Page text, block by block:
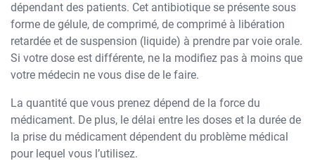
dépendant des patients. Cet antibiotique se présente sous
forme de gélule, de comprimé, de comprimé à libération
retardée et de suspension (liquide) à prendre par voie orale.
Si votre dose est différente, ne la modifiez pas à moins que
votre médecin ne vous dise de le faire.
La quantité que vous prenez dépend de la force du
médicament. De plus, le délai entre les doses et la durée de
la prise du médicament dépendent du problème médical
pour lequel vous l’utilisez.